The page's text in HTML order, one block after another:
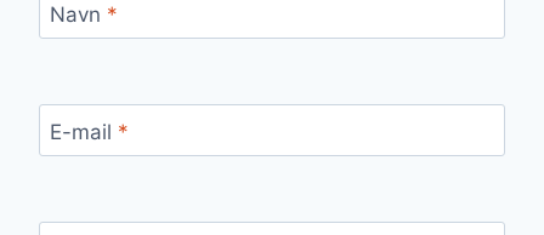
Navn *
E-mail *